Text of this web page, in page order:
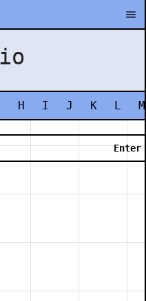
H I J K L M